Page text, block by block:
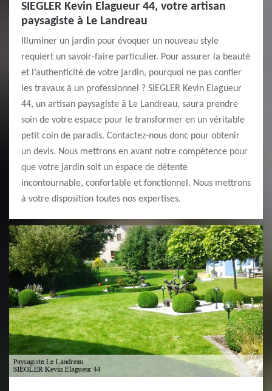
SIEGLER Kevin Elagueur 44, votre artisan
paysagiste à Le Landreau
Illuminer un jardin pour évoquer un nouveau style
requiert un savoir-faire particulier. Pour assurer la beauté
et l’authenticité de votre jardin, pourquoi ne pas confier
les travaux à un professionnel ? SIEGLER Kevin Elagueur
44, un artisan paysagiste à Le Landreau, saura prendre
soin de votre espace pour le transformer en un véritable
petit coin de paradis. Contactez-nous donc pour obtenir
un devis. Nous mettrons en avant notre compétence pour
que votre jardin soit un espace de détente
incontournable, confortable et fonctionnel. Nous mettrons
à votre disposition toutes nos expertises.